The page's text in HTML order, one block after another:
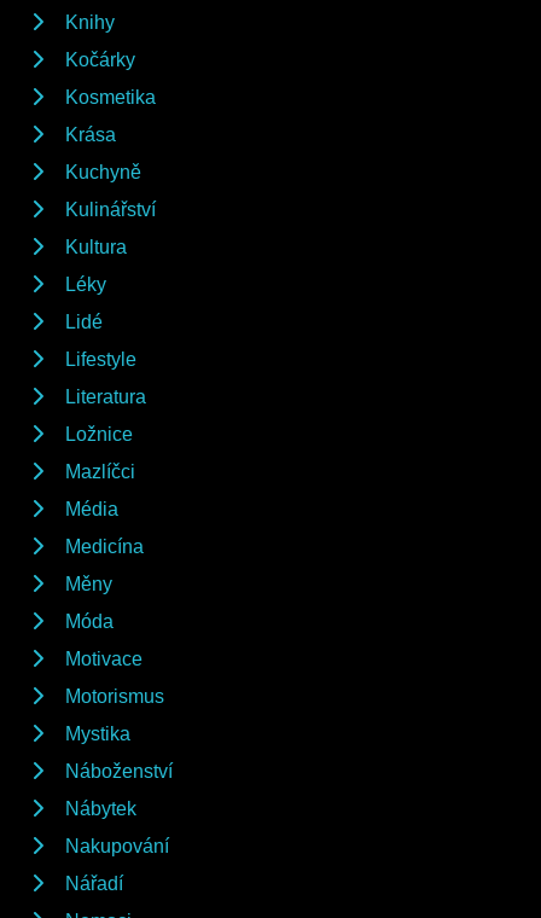
Knihy
Kočárky
Kosmetika
Krása
Kuchyně
Kulinářství
Kultura
Léky
Lidé
Lifestyle
Literatura
Ložnice
Mazlíčci
Média
Medicína
Měny
Móda
Motivace
Motorismus
Mystika
Náboženství
Nábytek
Nakupování
Nářadí